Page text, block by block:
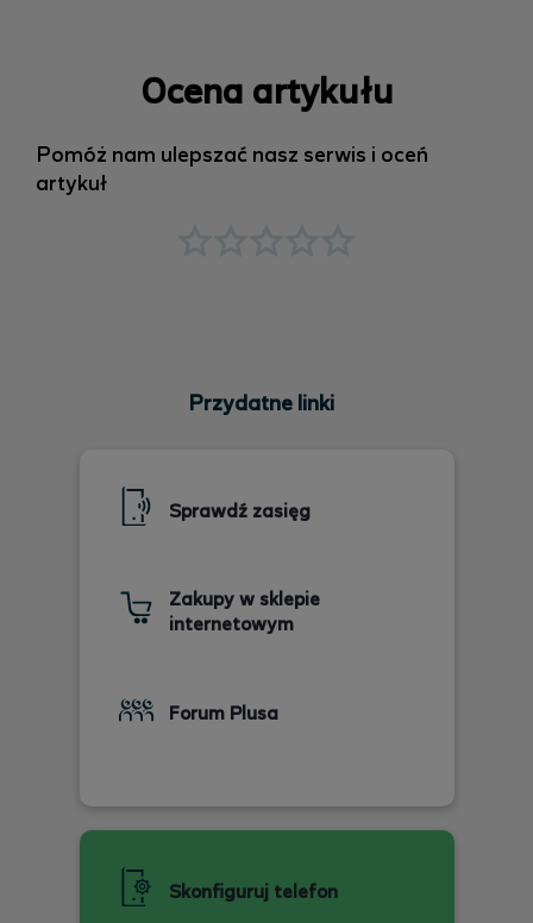
Ocena artykułu
Pomóż nam ulepszać nasz serwis i oceń
artykuł
Przydatne linki
Sprawdź zasięg
Zakupy w sklepie
internetowym
Forum Plusa
Skonfiguruj telefon